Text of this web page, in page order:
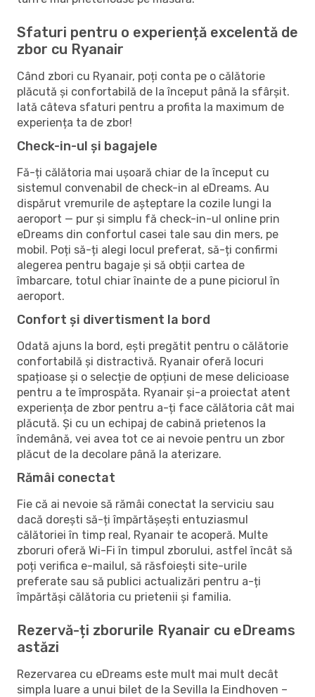
Sfaturi pentru o experiență excelentă de
zbor cu Ryanair
Când zbori cu Ryanair, poți conta pe o călătorie
plăcută și confortabilă de la început până la sfârșit.
Iată câteva sfaturi pentru a profita la maximum de
experiența ta de zbor!
Check-in-ul și bagajele
Fă-ți călătoria mai ușoară chiar de la început cu
sistemul convenabil de check-in al eDreams. Au
dispărut vremurile de așteptare la cozile lungi la
aeroport — pur și simplu fă check-in-ul online prin
eDreams din confortul casei tale sau din mers, pe
mobil. Poți să-ți alegi locul preferat, să-ți confirmi
alegerea pentru bagaje și să obții cartea de
îmbarcare, totul chiar înainte de a pune piciorul în
aeroport.
Confort și divertisment la bord
Odată ajuns la bord, ești pregătit pentru o călătorie
confortabilă și distractivă. Ryanair oferă locuri
spațioase și o selecție de opțiuni de mese delicioase
pentru a te împrospăta. Ryanair și-a proiectat atent
experiența de zbor pentru a-ți face călătoria cât mai
plăcută. Și cu un echipaj de cabină prietenos la
îndemână, vei avea tot ce ai nevoie pentru un zbor
plăcut de la decolare până la aterizare.
Rămâi conectat
Fie că ai nevoie să rămâi conectat la serviciu sau
dacă dorești să-ți împărtășești entuziasmul
călătoriei în timp real, Ryanair te acoperă. Multe
zboruri oferă Wi-Fi în timpul zborului, astfel încât să
poți verifica e-mailul, să răsfoiești site-urile
preferate sau să publici actualizări pentru a-ți
împărtăși călătoria cu prietenii și familia.
Rezervă-ți zborurile Ryanair cu eDreams
astăzi
Rezervarea cu eDreams este mult mai mult decât
simpla luare a unui bilet de la Sevilla la Eindhoven –